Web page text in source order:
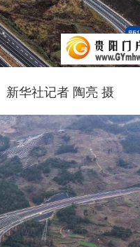
华社记者 陶亮 摄